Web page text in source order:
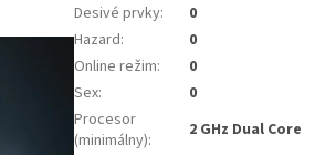
Desivé prvky:
0
Hazard:
0
Online režim:
0
Sex:
0
Procesor
(minimálny): 2 GHz Dual Core